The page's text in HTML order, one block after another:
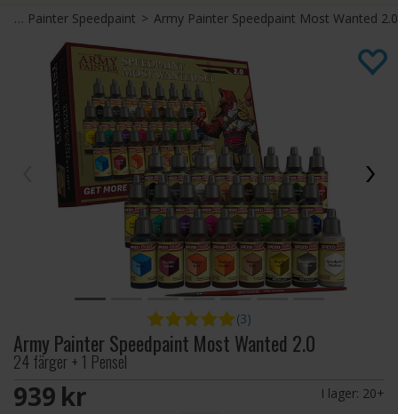
Army Painter Speedpaint>Army Painter Speedpaint Most Wanted 2.0
(3)
Army Painter Speedpaint Most Wanted 2.0
24 färger + 1 Pensel
939 SEK I lager: 20+